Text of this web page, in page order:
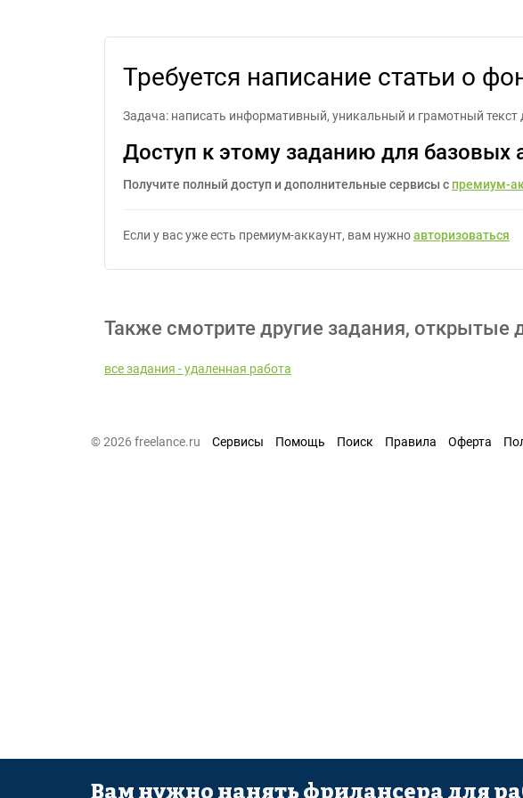
Требуется написание статьи о
Задача: написать информативный, уникальный и грамотный
Доступ к этому заданию для базовых
Получите полный доступ и дополнительные сервисы с премиум-
Если у вас уже есть премиум-аккаунт, вам нужноавторизоваться
Также смотрите другие задания, открытые
все задания - удаленная работа
© 2026 freelance.ru Сервисы Помощь Поиск Правила Оферта
Вам нужно нанять фрилансера для